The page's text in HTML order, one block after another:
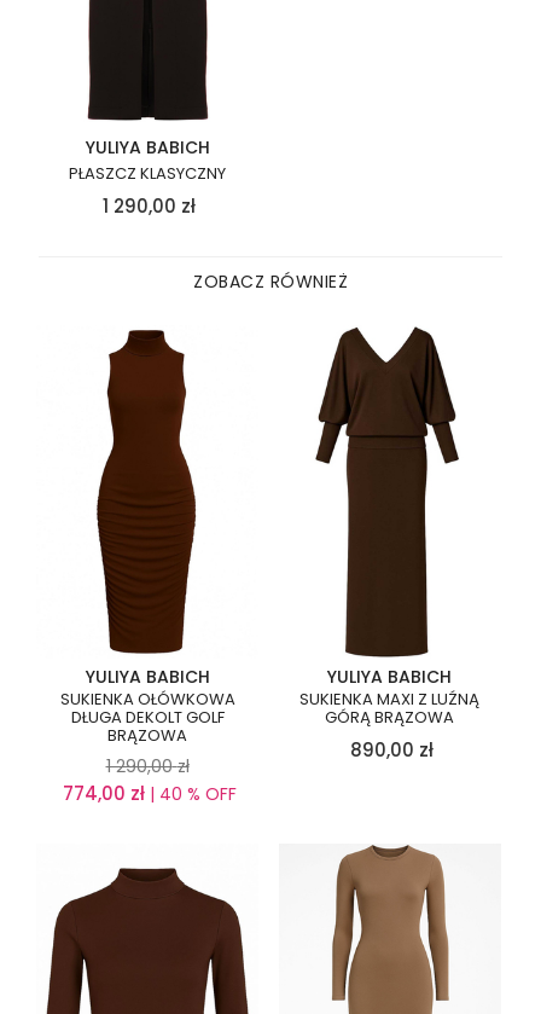
YULIYA BABICH
PŁASZCZ KLASYCZNY
1 290,00 zł
ZOBACZ RÓWNIEŻ
YULIYA BABICH
SUKIENKA OŁÓWKOWA
DŁUGA DEKOLT GOLF
BRĄZOWA
1 290,00 zł
774,00 zł| 40 % OFF
YULIYA BABICH
SUKIENKA MAXI Z LUŹNĄ
GÓRĄ BRĄZOWA
890,00 zł